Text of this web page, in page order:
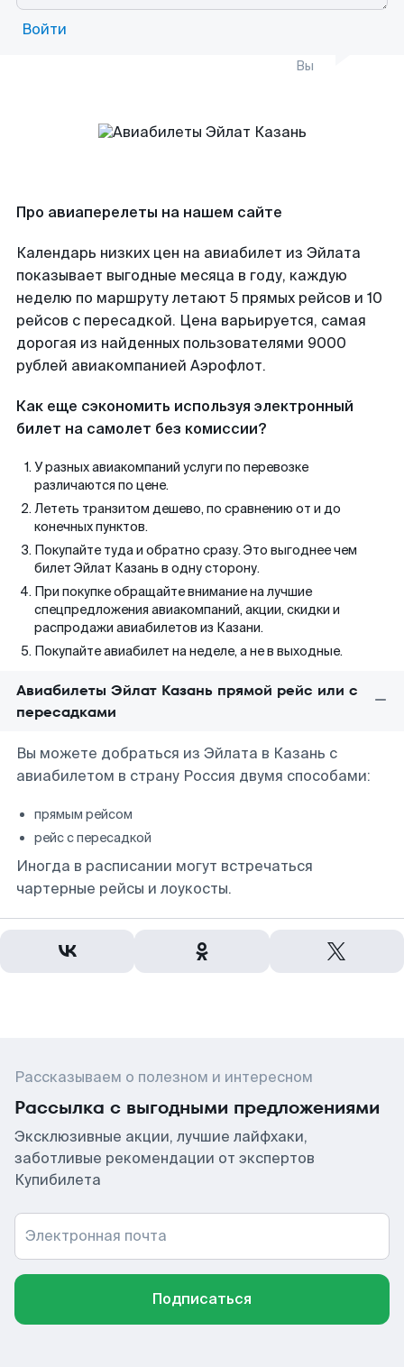
Войти
Вы
Про авиаперелеты на нашем сайте
Календарь низких цен на авиабилет из Эйлата
показывает выгодные месяца в году, каждую
неделю по маршруту летают 5 прямых рейсов и 10
рейсов с пересадкой. Цена варьируется, самая
дорогая из найденных пользователями 9000
рублей авиакомпанией Аэрофлот.
Как еще сэкономить используя электронный
билет на самолет без комиссии?
У разных авиакомпаний услуги по перевозке
различаются по цене.
Лететь транзитом дешево, по сравнению от и до
конечных пунктов.
Покупайте туда и обратно сразу. Это выгоднее чем
билет Эйлат Казань в одну сторону.
При покупке обращайте внимание на лучшие
спецпредложения авиакомпаний, акции, скидки и
распродажи авиабилетов из Казани.
Покупайте авиабилет на неделе, а не в выходные.
Авиабилеты Эйлат Казань прямой рейс или с
пересадками
Вы можете добраться из Эйлата в Казань с
авиабилетом в страну Россия двумя способами:
прямым рейсом
рейс с пересадкой
Иногда в расписании могут встречаться
чартерные рейсы и лоукосты.
Рассказываем о полезном и интересном
Рассылка с выгодными предложениями
Эксклюзивные акции, лучшие лайфхаки,
заботливые рекомендации от экспертов
Купибилета
Электронная почта
Подписаться